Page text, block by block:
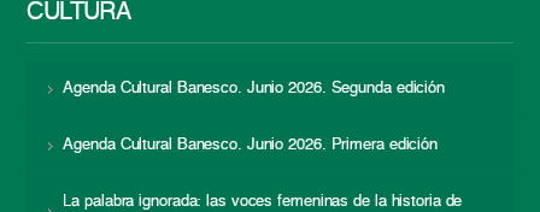
CULTURA
Agenda Cultural Banesco. Junio 2026. Segunda edición
Agenda Cultural Banesco. Junio 2026. Primera edición
La palabra ignorada: las voces femeninas de la historia de